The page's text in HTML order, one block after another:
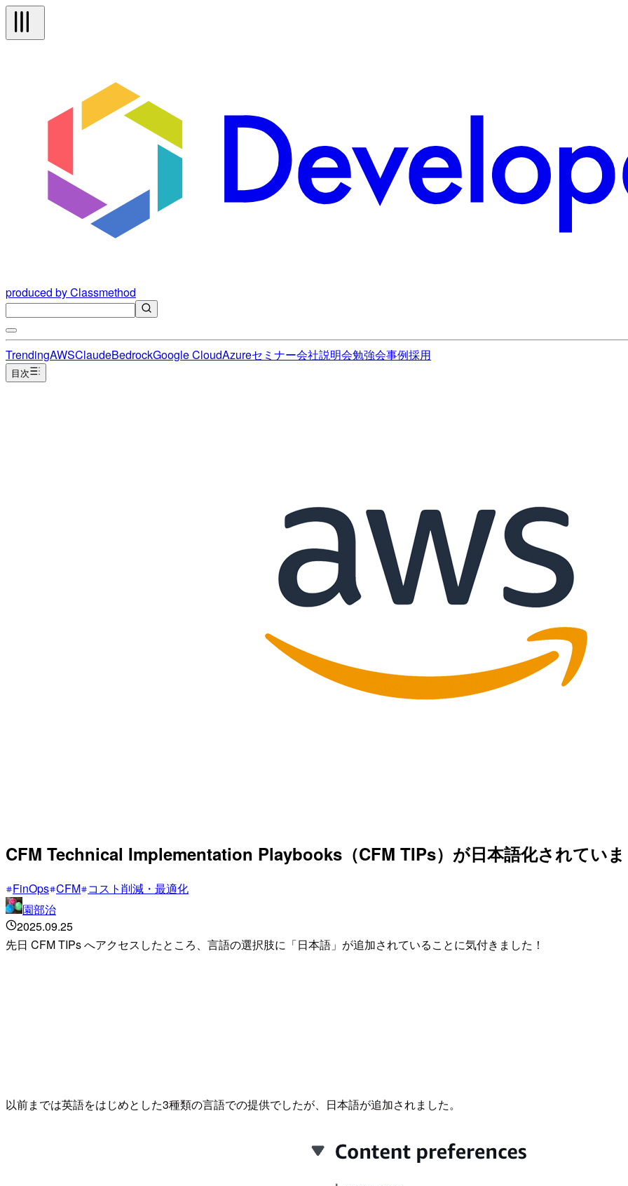
produced by Classmethod
TrendingAWSClaudeBedrockGoogle CloudAzureセミナー会社説明会勉強会事例採用
目次
CFM Technical Implementation Playbooks（CFM TIPs）が日本語化されていま
FinOps CFM コスト削減・最適化
園部治
2025.09.25
先日 CFM TIPs へアクセスしたところ、言語の選択肢に「日本語」が追加されていることに気付きました！
以前までは英語をはじめとした3種類の言語での提供でしたが、日本語が追加されました。